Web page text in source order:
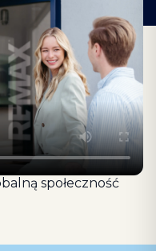
REMAX. W tej
wybrać REMAX,
jakie możliwości
agent
slajdy, aby
społeczność